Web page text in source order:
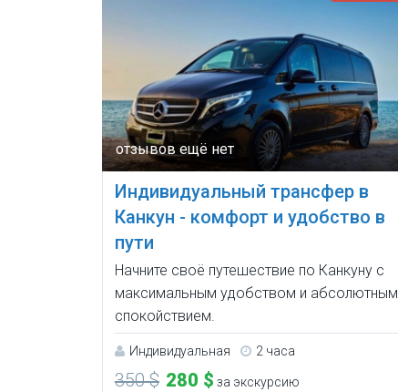
Индивидуальный трансфер в
Канкун - комфорт и удобство в
пути
Начните своё путешествие по Канкуну с
максимальным удобством и абсолютным
спокойствием.
Индивидуальная 2 часа
350 $ 280 $ за экскурсию